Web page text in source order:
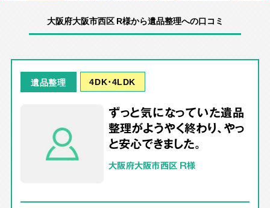
大阪府大阪市西区 R様から遺品整理への口コミ
遺品整理 4DK･4LDK
ずっと気になっていた遺品
整理がようやく終わり、やっ
と安心できました。
大阪府大阪市西区 R様